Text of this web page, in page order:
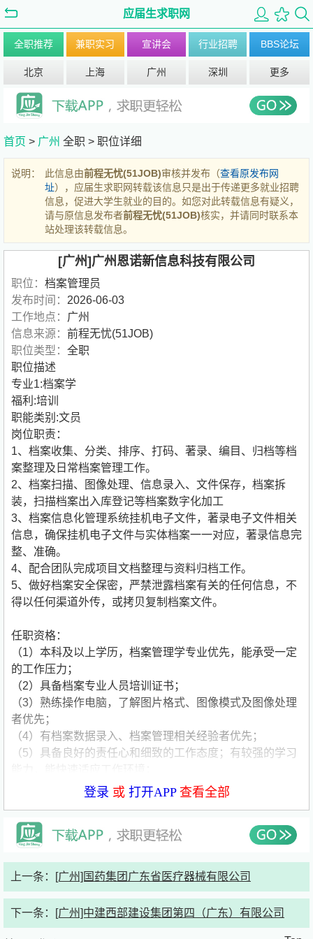
应届生求职网
全职推荐 兼职实习 宣讲会 行业招聘 BBS论坛
北京 上海 广州 深圳 更多
首页 > 广州 全职 > 职位详细
说明： 此信息由前程无忧(51JOB)审核并发布（查看原发布网
址），应届生求职网转载该信息只是出于传递更多就业招聘
信息，促进大学生就业的目的。如您对此转载信息有疑义，
请与原信息发布者前程无忧(51JOB)核实，并请同时联系本
站处理该转载信息。
[广州]广州恩诺新信息科技有限公司
职位： 档案管理员
发布时间： 2026-06-03
工作地点： 广州
信息来源： 前程无忧(51JOB)
职位类型： 全职
职位描述
专业1:档案学
福利:培训
职能类别:文员
岗位职责：
1、档案收集、分类、排序、打码、著录、编目、归档等档
案整理及日常档案管理工作。
2、档案扫描、图像处理、信息录入、文件保存，档案拆
装，扫描档案出入库登记等档案数字化加工
3、档案信息化管理系统挂机电子文件，著录电子文件相关
信息，确保挂机电子文件与实体档案一一对应，著录信息完
整、准确。
4、配合团队完成项目文档整理与资料归档工作。
5、做好档案安全保密，严禁泄露档案有关的任何信息，不
得以任何渠道外传，或拷贝复制档案文件。
任职资格：
（1）本科及以上学历，档案管理学专业优先，能承受一定
的工作压力；
（2）具备档案专业人员培训证书；
（3）熟练操作电脑，了解图片格式、图像模式及图像处理
者优先；
（4）有档案数据录入、档案管理相关经验者优先；
（5）具备良好的责任心和细致的工作态度；有较强的学习
（6）项目地点位于海珠南洲街道办事处公司简要介绍：
公司类型:民营公司
公司规模:少于50人
要从事政务创新应用软件的研发及集成方案提供的高新技术
登录 或 打开APP查看全部
上一条： [广州]国药集团广东省医疗器械有限公司
下一条： [广州]中建西部建设集团第四（广东）有限公司